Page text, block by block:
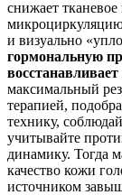
снижает
и визуально
гормональную
максимальный
терапией,
технику,
учитывайте
динамику. Тогда
качество кожи
источником